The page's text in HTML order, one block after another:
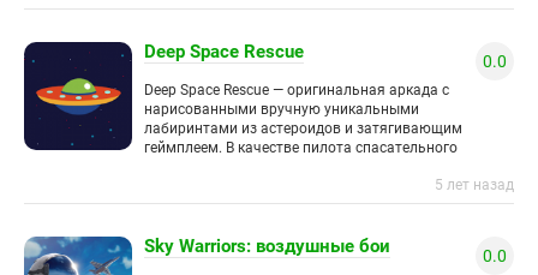
Deep Space Rescue 0.0
Deep Space Rescue — оригинальная аркада с
нарисованными вручную уникальными
лабиринтами из астероидов и затягивающим
геймплеем. В качестве пилота спасательного
5 лет назад
Sky Warriors: воздушные бои 0.0